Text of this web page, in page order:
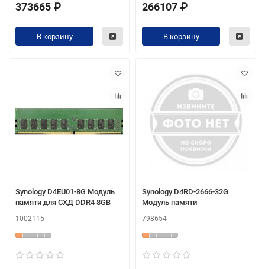
373665 ₽
В корзину
266107 ₽
В корзину
Synology D4EU01-8G Модуль
памяти для СХД DDR4 8GB
1002115
Synology D4RD-2666-32G
Модуль памяти
798654